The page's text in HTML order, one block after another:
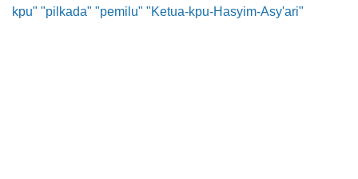
kpu" "pilkada" "pemilu" "Ketua-kpu-Hasyim-Asy'ari"